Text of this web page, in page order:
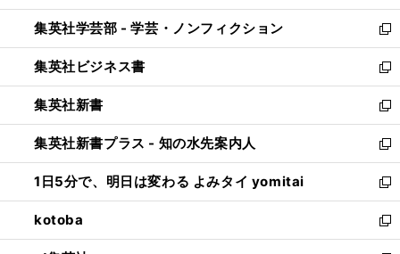
開
く
ウ
で
開
く
ン
ド
ウ
で
開
く
ウ
ィ
ン
ド
ウ
で
開
く
集英社学芸部 - 学芸・ノンフィクション
新
し
い
ウ
ィ
ン
ド
ウ
で
開
く
集英社ビジネス書
新
し
い
ウ
ィ
ン
ド
ウ
で
開
集英社新書
新
し
い
ウ
ィ
ン
ド
ウ
集英社新書プラス - 知の水先案内人
新
し
い
ウ
ィ
ン
1日5分で、明日は変わる よみタイ yomitai
新
し
い
ウ
kotoba
新
し